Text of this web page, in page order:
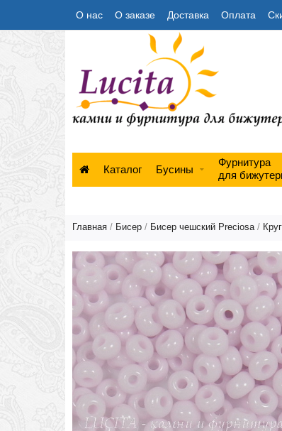
О нас О заказе Доставка Оплата
Каталог Бусины
Фурнитура
для
Главная / Бисер / Бисер чешский Preciosa/